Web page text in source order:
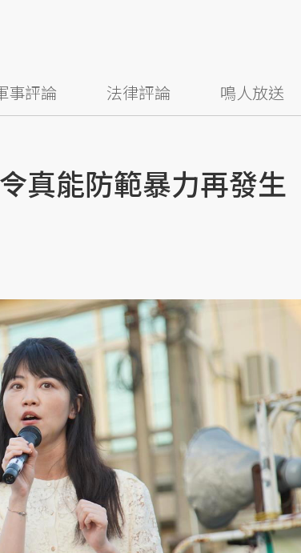
事評論 法律評論 鳴人放送
真能防範暴力再發生